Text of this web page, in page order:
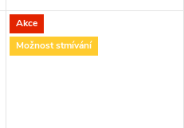
osvětlení nad jídelní stůl či
pracovní plochu.
Akce
Možnost stmívání